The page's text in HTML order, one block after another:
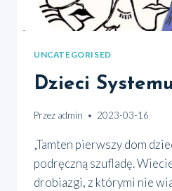
UNCATEGORISED
Dzieci Systemu
Przez admin 2023-03-16
„Tam­ten pierw­szy dom
pod­ręcz­ną szu­fla­dę.
dro­bia­zgi, z któ­ry­mi nie